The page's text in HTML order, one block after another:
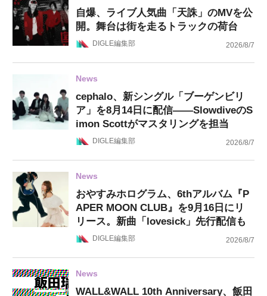
自爆、ライブ人気曲「天誅」のMVを公
開。舞台は街を走るトラックの荷台
DIGLE編集部 2026/8/7
News
cephalo、新シングル「ブーゲンビリ
ア」を8月14日に配信——SlowdiveのS
imon Scottがマスタリングを担当
DIGLE編集部 2026/8/7
News
おやすみホログラム、6thアルバム『P
APER MOON CLUB』を9月16日にリ
リース。新曲「lovesick」先行配信も
DIGLE編集部 2026/8/7
News
WALL&WALL 10th Anniversary、飯田